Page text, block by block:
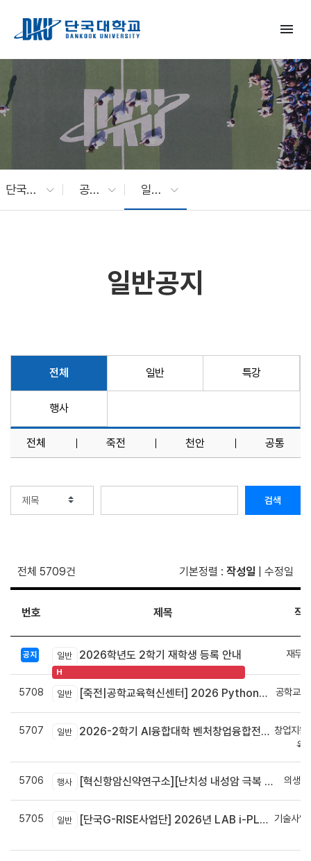
menu
단국대 소식 공지사항 일반공지
일반공지
전체 일반 특강
행사
전체 죽전 천안 공통
검색
전체 5709건 기본정렬 : 작성일 수정일
번호 제목 작
공지 일반 2026학년도 2학기 재학생 등록 안내
H
재무
5708 일반 [죽전|공학교육혁신센터] 2026 Python으로 구현하는 AI 영상인식과 로봇팔 제어 프로그램 신청 안내 공학교
5707 일반 2026-2학기 AI융합대학 벤처창업융합전공 안내
창업지원
육
5706 행사 [혁신항암신약연구소][난치성 내성암 극복 차세대 신약개발 글로벌 사업단] 심포지엄 8월 24일 ~ 25일 의생
5705 일반 [단국G-RISE사업단] 2026년 LAB i-PLUG 프로그램 과제 공고(~10.9.(금)까지)
기술사업